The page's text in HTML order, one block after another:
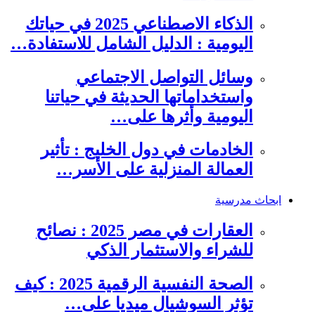
الذكاء الاصطناعي 2025 في حياتك
اليومية : الدليل الشامل للاستفادة…
وسائل التواصل الاجتماعي
واستخداماتها الحديثة في حياتنا
اليومية وأثرها على…
الخادمات في دول الخليج : تأثير
العمالة المنزلية على الأسر…
ابحاث مدرسية
العقارات في مصر 2025 : نصائح
للشراء والاستثمار الذكي
الصحة النفسية الرقمية 2025 : كيف
تؤثر السوشيال ميديا على…